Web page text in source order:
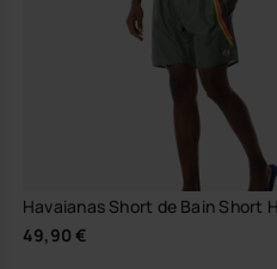
Havaianas Short de Bain Short
49,90 €